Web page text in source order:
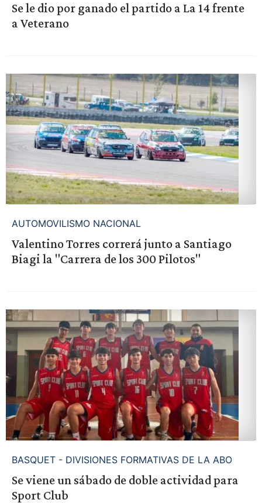
Se le dio por ganado el partido a La 14 frente
a Veterano
AUTOMOVILISMO NACIONAL
Valentino Torres correrá junto a Santiago
Biagi la "Carrera de los 300 Pilotos"
BASQUET - DIVISIONES FORMATIVAS DE LA ABO
Se viene un sábado de doble actividad para
Sport Club